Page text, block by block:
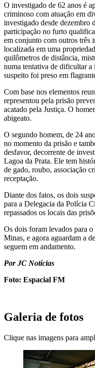
O investigado de 62 anos é
criminoso com atuação em
investigado desde dezembro
participação no furto
em conjunto com outros três
localizada em uma
quilômetros de distância,
numa tentativa de dificultar
suspeito foi preso em
Com base nos elementos
representou pela prisão
acatado pela Justiça. O
abigeato.
O segundo homem, de 24
no momento da prisão e
desfavor, decorrente de
Lagoa da Prata. Ele tem
de gado, roubo, associação
receptação.
Diante dos fatos, os dois
para a Delegacia da Polícia
repassados os locais das
Os dois foram levados para
Minas, e agora aguardam a
seguem em andamento.
Por JC Notícias
Foto: Espacial FM
Galeria de fotos
Clique nas imagens para